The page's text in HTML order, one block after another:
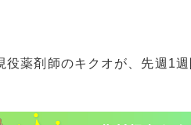
役薬剤師のキクオが、先週1